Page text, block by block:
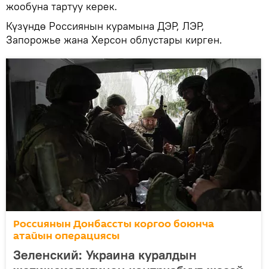
жообуна тартуу керек.
Күзүндө Россиянын курамына ДЭР, ЛЭР,
Запорожье жана Херсон облустары кирген.
Россиянын Донбассты коргоо боюнча
атайын операциясы
Зеленский: Украина куралдын